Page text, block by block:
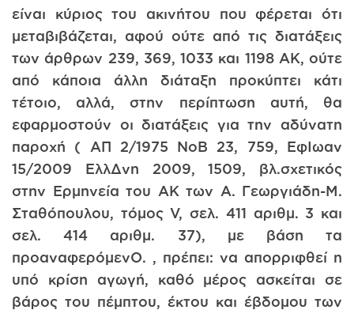
είναι κύριος του ακινήτου που φέρεται ότι
μεταβιβάζεται, αφού ούτε από τις διατάξεις
των άρθρων 239, 369, 1033 και 1198 ΑΚ, ούτε
από κάποια άλλη διάταξη προκύπτει κάτι
τέτοιο, αλλά, στην περίπτωση αυτή, θα
εφαρμοστούν οι διατάξεις για την αδύνατη
παροχή ( ΑΠ 2/1975 ΝοΒ 23, 759, ΕφΙωαν
15/2009 ΕλλΔνη 2009, 1509, βλ.σχετικός
στην Ερμηνεία του ΑΚ των Α. Γεωργιάδη-Μ.
Σταθόπουλου, τόμος V, σελ. 411 αριθμ. 3 και
σελ. 414 αριθμ. 37), με βάση τα
προαναφερόμενΟ. , πρέπει: να απορριφθεί η
υπό κρίση αγωγή, καθό μέρος ασκείται σε
βάρος του πέμπτου, έκτου και έβδομου των